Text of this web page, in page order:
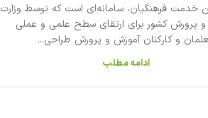
فرهنگیان، سامانه‌ای است که توسط وزارت
پرورش کشور برای ارتقای سطح علمی و عملی
و کارکنان آموزش و پرورش طراحی...
ادامه مطلب